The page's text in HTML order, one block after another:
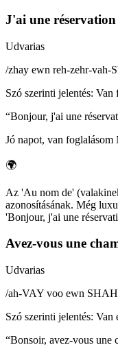
J'ai une réservation
Udvarias
/zhay ewn reh-zehr-vah-
Szó szerinti jelentés: Van
“Bonjour, j'ai une
Jó napot, van foglalásom
🌍
Az 'Au nom de'
azonosításának. Még
'Bonjour, j'ai une
Avez-vous une
Udvarias
/ah-VAY voo ewn
Szó szerinti jelentés: Van
“Bonsoir, avez-vous une